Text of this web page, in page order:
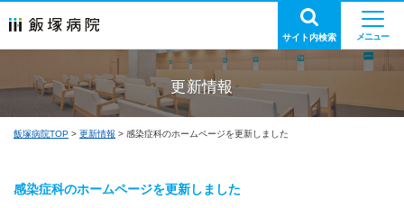
サイト内検索
更新情報
飯塚病院TOP 更新情報 感染症科のホームページを更新しました
感染症科のホームページを更新しました